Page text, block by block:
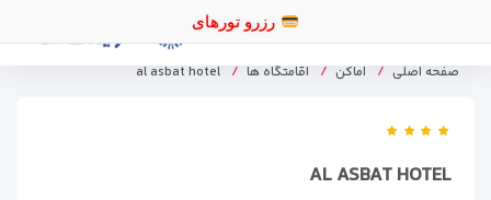
رزر
صفحه اصلی اماکن اقامتگاه ها al asbat hotel
AL ASBAT HOTEL